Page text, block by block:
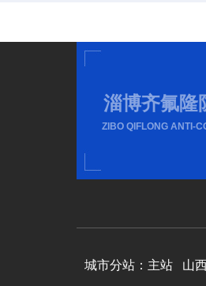
淄博齐氟隆
ZIBO QIFLONG ANTI-
城市分站： 主站 山